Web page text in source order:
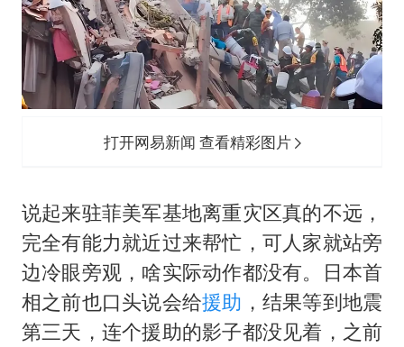
打开网易新闻 查看精彩图片
说起来驻菲美军基地离重灾区真的不远，
完全有能力就近过来帮忙，可人家就站旁
边冷眼旁观，啥实际动作都没有。日本首
相之前也口头说会给援助 ，结果等到地震
第三天，连个援助的影子都没见着，之前